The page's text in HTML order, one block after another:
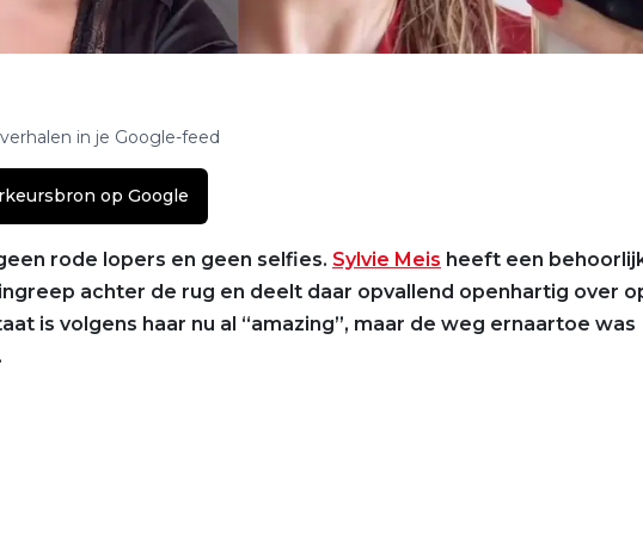
in je Google-feed
op Google
rode lopers en geen selfies. Sylvie Meis heeft een
achter de rug en deelt daar opvallend openhartig over
is volgens haar nu al “amazing”, maar de weg ernaartoe was